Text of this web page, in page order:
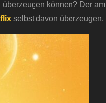
können? Der am
selbst davon überzeugen.